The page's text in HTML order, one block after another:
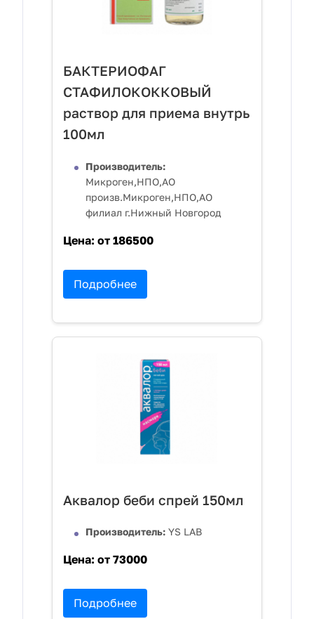
БАКТЕРИОФАГ
СТАФИЛОКОККОВЫЙ
раствор для приема внутрь
100мл
Производитель:
Микроген,НПО,АО
произв.Микроген,НПО,АО
филиал г.Нижный Новгород
Цена: от 186500
Подробнее
Аквалор беби спрей 150мл
Производитель: YS LAB
Цена: от 73000
Подробнее